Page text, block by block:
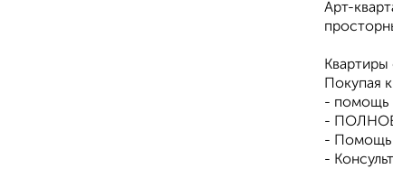
Арт-
Покупая
- помощь
-
- Помощь
-